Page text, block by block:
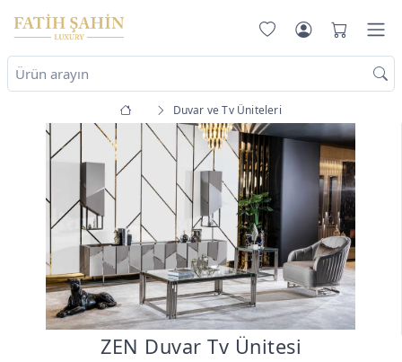
Duvar ve Tv Üniteleri
ZEN Duvar Tv Ünitesi